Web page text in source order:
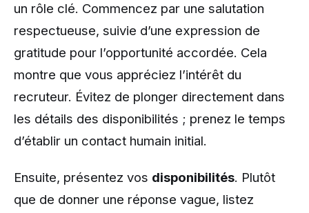
un rôle clé. Commencez par une salutation
respectueuse, suivie d’une expression de
gratitude pour l’opportunité accordée. Cela
montre que vous appréciez l’intérêt du
recruteur. Évitez de plonger directement dans
les détails des disponibilités ; prenez le temps
d’établir un contact humain initial.
Ensuite, présentez vos disponibilités. Plutôt
que de donner une réponse vague, listez